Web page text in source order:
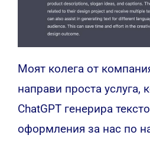
Моят колега от
направи проста услуга,
ChatGPT генерира
оформления за нас по